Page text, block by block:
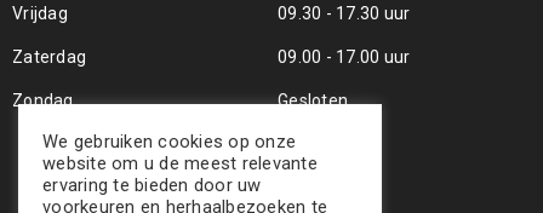
Vrijdag 09.30 - 17.30 uur
Zaterdag 09.00 - 17.00 uur
Zondag Gesloten
We gebruiken cookies op onze
website om u de meest relevante
ervaring te bieden door uw
voorkeuren en herhaalbezoeken te